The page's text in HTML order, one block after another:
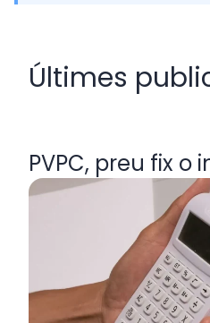
Últimes
PVPC, preu fix